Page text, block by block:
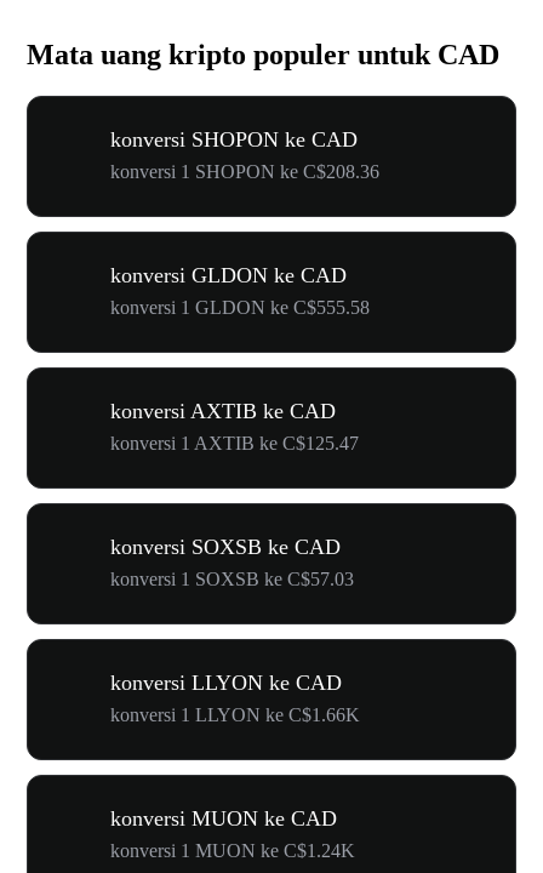
Mata uang kripto populer untuk CAD
konversi SHOPON ke CAD
konversi 1 SHOPON ke C$208.36
konversi GLDON ke CAD
konversi 1 GLDON ke C$555.58
konversi AXTIB ke CAD
konversi 1 AXTIB ke C$125.47
konversi SOXSB ke CAD
konversi 1 SOXSB ke C$57.03
konversi LLYON ke CAD
konversi 1 LLYON ke C$1.66K
konversi MUON ke CAD
konversi 1 MUON ke C$1.24K